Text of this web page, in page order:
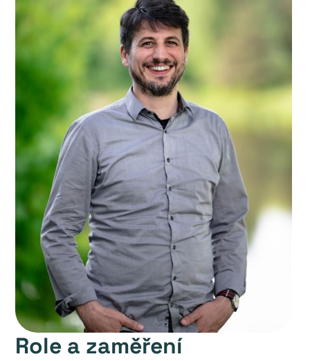
Role a zaměření